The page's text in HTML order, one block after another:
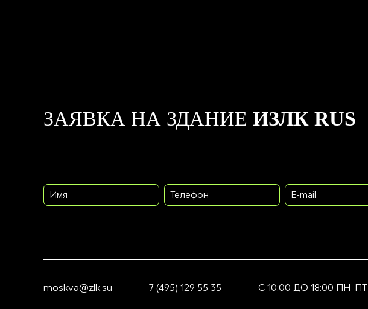
ЗАЯВКА НА ЗДАНИЕ ИЗЛК RUS
Имя Телефон E-mail
moskva@zlk.su 7 (495) 129 55 35 С 10:00 ДО 18:00 ПН-ПТ